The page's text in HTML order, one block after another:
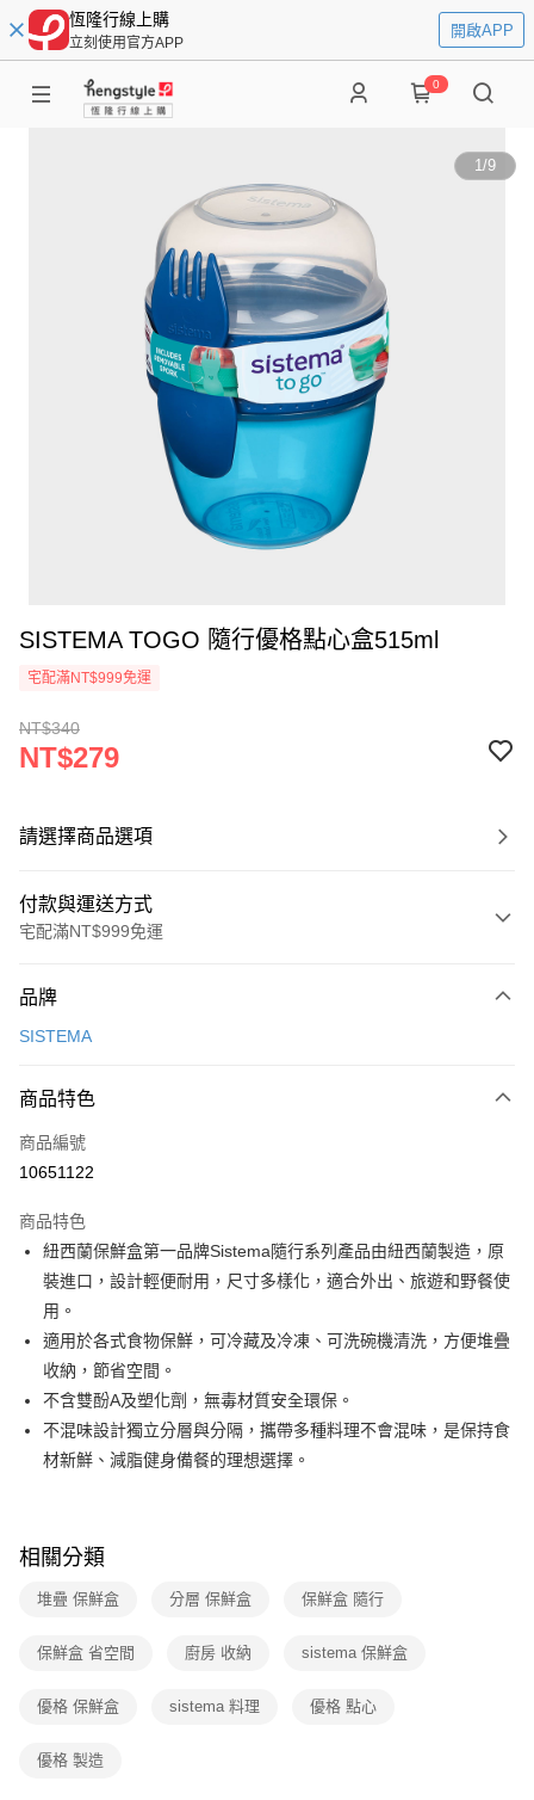
恆隆行線上購
立刻使用官方APP
開啟APP
0
1/9
SISTEMA TOGO 隨行優格點心盒515ml
宅配滿NT$999免運
NT$340
NT$279
請選擇商品選項
付款與運送方式
宅配滿NT$999免運
信用卡一次付款
3 期 0 利率 每期
合作金庫商業銀行
上海商業儲蓄銀行
臺灣中小企業銀行
匯豐（台灣）商業銀行
華泰商業銀行
聯邦商業銀行
遠東國際商業銀行
元大商業銀行
玉山商業銀行
星展（台灣）商業銀行
台灣樂天信用卡公司
合作金庫商業銀行
上海商業儲蓄銀行
國泰世華商業銀行
兆豐國際商業銀行
匯豐（台灣）商業銀行
華泰商業銀行
聯邦商業銀行
元大商業銀行
永豐商業銀行
玉山商業銀行
台新國際商業銀行
中國信託商業銀行
即享券
LINE Pay
Apple Pay
街口支付
Google Pay
大哥付你分期
相關說明
【大哥付你分期使用說明】
1.本服務由台灣大哥大提供，台灣大哥大用戶可立即使用無須另外申請。
3.實際核准額度、可分期數及費用金額請依後續交易確認頁面所載為準。
消。如遇「轉專審核」未通過狀況，表示未達大哥付你分期系統評分，恕無
【繳款方式說明】
1.分期款項不併入電信帳單，「大哥付你分期」於每月結算日後寄送繳費提
2.透過簡訊連結打開帳單後，可選擇「超商條碼／台灣大直營門市／銀行轉
【注意事項】
ATM付款
宅配
每筆NT$100，滿NT$999(含以上)免運費
付款後門市自取
品牌
SISTEMA
商品特色
商品編號
10651122
商品特色
紐西蘭保鮮盒第一品牌Sistema隨行系列產品由紐西蘭製造，原
裝進口，設計輕便耐用，尺寸多樣化，適合外出、旅遊和野餐使
用。
適用於各式食物保鮮，可冷藏及冷凍、可洗碗機清洗，方便堆疊
收納，節省空間。
不含雙酚A及塑化劑，無毒材質安全環保。
不混味設計獨立分層與分隔，攜帶多種料理不會混味，是保持食
材新鮮、減脂健身備餐的理想選擇。
相關分類
堆疊 保鮮盒 分層 保鮮盒 保鮮盒 隨行
保鮮盒 省空間 廚房 收納 sistema 保鮮盒
優格 保鮮盒 sistema 料理 優格 點心
優格 製造